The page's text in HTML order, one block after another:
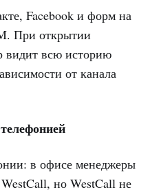
Facebook и форм на
При открытии
видит всю историю
от канала
в офисе менеджеры
но WestCall не